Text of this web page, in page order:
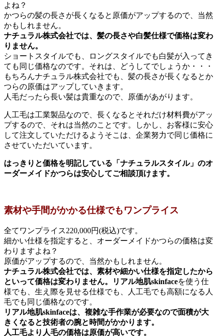
よね？
かつらの髪の長さが長くなると原価がアップするので、当然
かもしれません。
ナチュラル株式会社では、髪の長さや白髪仕様で価格は変わ
りません。
ショートスタイルでも、ロングスタイルでも白髪が入ってき
ても同じ価格なのです。それは、どうしてでしょうか・・・
もちろんナチュラル株式会社でも、髪の長さが長くなるとか
つらの原価はアップしていきます。
人毛だったら長い髪は貴重なので、原価があがります。
人工毛は工業製品なので、長くなるとそれだけ材料費がアッ
プするので、それは当然のことです。しかし、お客様に安心
して注文していただけるようそこは、企業努力で同じ価格に
させていただいています。
はっきりと価格を明記している「ナチュラルスタイル」のオ
ーダーメイドかつらは安心してご相談頂けます。
素材や手間がかかる仕様でもワンプライス
全てワンプライス220,000円(税込)です。
細かい仕様を指定すると、オーダーメイドかつらの価格は変
わりますよね？
原価がアップするので、当然かもしれません。
ナチュラル株式会社では、素材や細かい仕様を指定したから
といって価格は変わりません。
リアル地肌skinfaceを使う仕
様でも、生え際を見せる仕様でも、人工毛でも高額になる人
毛でも同じ価格なのです。
リアル地肌skinfaceは、複雑な手作業が必要なので面積が大
きくなると技術者の腕と時間がかかります。
人工毛より人毛の価格は原価が高いです。